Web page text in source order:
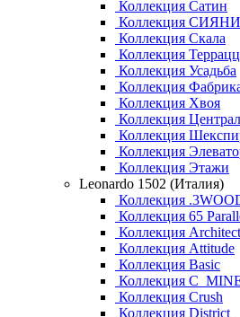
Коллекция Сатин
Коллекция
Коллекция Скала
Коллекция
Коллекция Усадьба
Коллекция
Коллекция Хвоя
Коллекция
Коллекция
Коллекция
Коллекция Этажи
Leonardo 1502 (Италия)
Коллекция
Коллекция 65
Коллекция
Коллекция Attitude
Коллекция Basic
Коллекция
Коллекция Crush
Коллекция District